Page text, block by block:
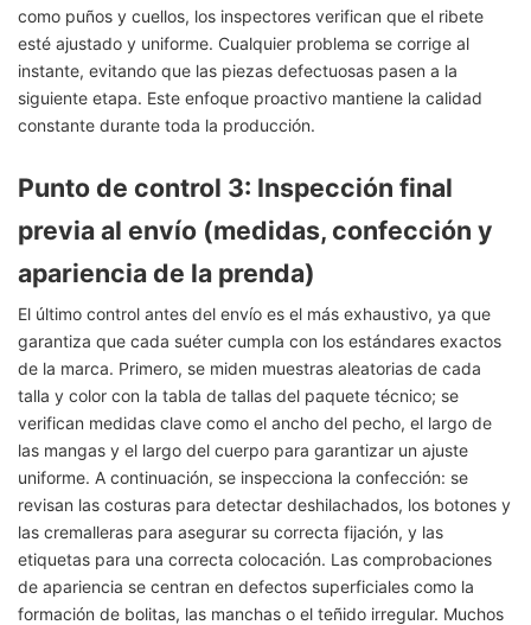
como puños y cuellos, los inspectores verifican que el ribete
esté ajustado y uniforme. Cualquier problema se corrige al
instante, evitando que las piezas defectuosas pasen a la
siguiente etapa. Este enfoque proactivo mantiene la calidad
constante durante toda la producción.
Punto de control 3: Inspección final
previa al envío (medidas, confección y
apariencia de la prenda)
El último control antes del envío es el más exhaustivo, ya que
garantiza que cada suéter cumpla con los estándares exactos
de la marca. Primero, se miden muestras aleatorias de cada
talla y color con la tabla de tallas del paquete técnico; se
verifican medidas clave como el ancho del pecho, el largo de
las mangas y el largo del cuerpo para garantizar un ajuste
uniforme. A continuación, se inspecciona la confección: se
revisan las costuras para detectar deshilachados, los botones y
las cremalleras para asegurar su correcta fijación, y las
etiquetas para una correcta colocación. Las comprobaciones
de apariencia se centran en defectos superficiales como la
formación de bolitas, las manchas o el teñido irregular. Muchos